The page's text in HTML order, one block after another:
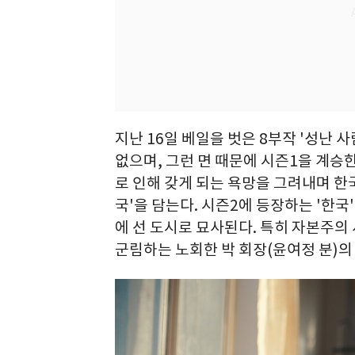
지난 16일 베일을 벗은 8부작 '성난
없으며, 그런 면 때문에 시즌1을 계승
로 인해 갖게 되는 욕망을 그려내며
국'을 담는다. 시즌2에 등장하는 '한
에 선 도시로 묘사된다. 특히 자본주
군림하는 노회한 박 회장(윤여정 분)